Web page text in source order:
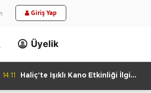
Giriş Yap
Üyelik
14:11
Haliç'te Işıklı Kano Etkinliği İlgi